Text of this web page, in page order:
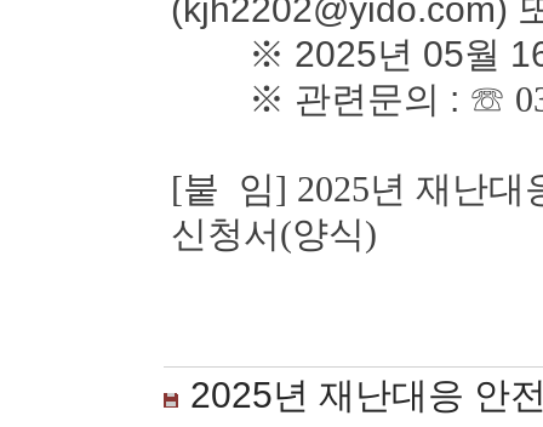
(kjh2202@yido.com)
※ 2025년 05월 16
※ 관련문의 : ☏
[붙 임] 2025년 재난대
신청서(양식)
2025년 재난대응 안